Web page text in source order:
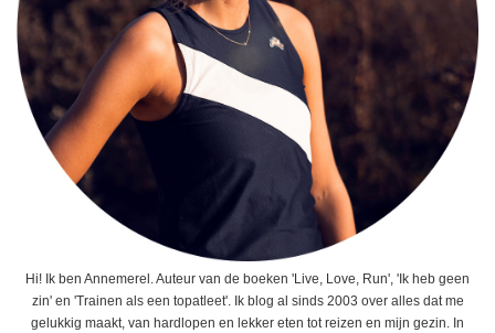
Hi! Ik ben Annemerel. Auteur van de boeken 'Live, Love, Run', 'Ik heb geen
zin' en 'Trainen als een topatleet'. Ik blog al sinds 2003 over alles dat me
gelukkig maakt, van hardlopen en lekker eten tot reizen en mijn gezin. In